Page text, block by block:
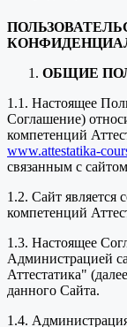
ОБЩИЕ
1.1. Настоящее
Соглашение)
компетенций
www.attestatika-
связанным с сайтом
1.2. Сайт
компетенций
1.3. Настоящее
Администрацией
Аттестатика"
данного Сайта.
1.4.